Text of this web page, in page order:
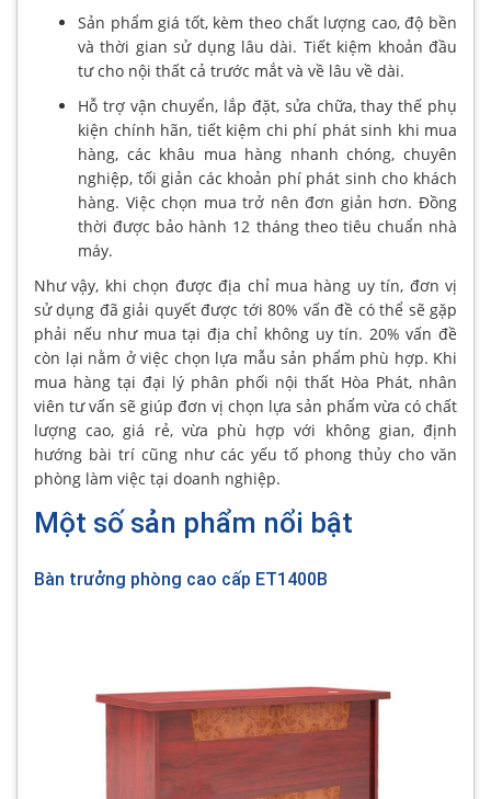
Sản phẩm giá tốt, kèm theo chất lượng cao, độ bền
và thời gian sử dụng lâu dài. Tiết kiệm khoản đầu
tư cho nội thất cả trước mắt và về lâu về dài.
Hỗ trợ vận chuyển, lắp đặt, sửa chữa, thay thế phụ
kiện chính hãn, tiết kiệm chi phí phát sinh khi mua
hàng, các khâu mua hàng nhanh chóng, chuyên
nghiệp, tối giản các khoản phí phát sinh cho khách
hàng. Việc chọn mua trở nên đơn giản hơn. Đồng
thời được bảo hành 12 tháng theo tiêu chuẩn nhà
máy.
Như vậy, khi chọn được địa chỉ mua hàng uy tín, đơn vị
sử dụng đã giải quyết được tới 80% vấn đề có thể sẽ gặp
phải nếu như mua tại địa chỉ không uy tín. 20% vấn đề
còn lại nằm ở việc chọn lựa mẫu sản phẩm phù hợp. Khi
mua hàng tại đại lý phân phối nội thất Hòa Phát, nhân
viên tư vấn sẽ giúp đơn vị chọn lựa sản phẩm vừa có chất
lượng cao, giá rẻ, vừa phù hợp với không gian, định
hướng bài trí cũng như các yếu tố phong thủy cho văn
phòng làm việc tại doanh nghiệp.
Một số sản phẩm nổi bật
Bàn trưởng phòng cao cấp ET1400B